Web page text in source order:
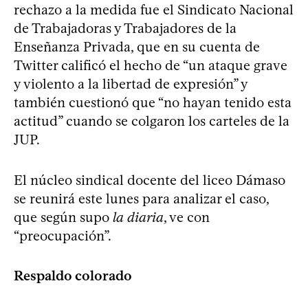
rechazo a la medida fue el Sindicato Nacional
de Trabajadoras y Trabajadores de la
Enseñanza Privada, que en su cuenta de
Twitter calificó el hecho de “un ataque grave
y violento a la libertad de expresión” y
también cuestionó que “no hayan tenido esta
actitud” cuando se colgaron los carteles de la
JUP.
El núcleo sindical docente del liceo Dámaso
se reunirá este lunes para analizar el caso,
que según supo la diaria, ve con
“preocupación”.
Respaldo colorado